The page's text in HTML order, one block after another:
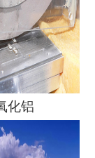
化铝